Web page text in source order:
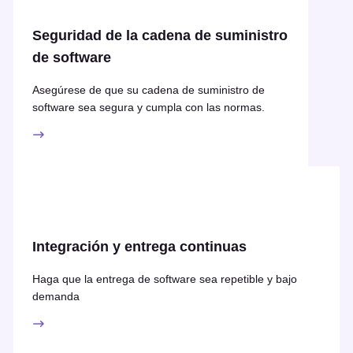
Seguridad de la cadena de suministro
de software
Asegúrese de que su cadena de suministro de
software sea segura y cumpla con las normas.
Integración y entrega continuas
Haga que la entrega de software sea repetible y bajo
demanda